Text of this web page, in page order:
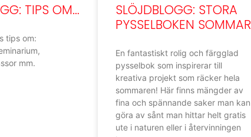
TIPS OM…
tips om:
mm.
SLÖJDBLOGG: STORA
PYSSELBOKEN SOMMAR
En fantastiskt rolig och färgglad
pysselbok som inspirerar till
kreativa projekt som räcker hela
sommaren! Här finns mängder av
fina och spännande saker man kan
göra av sånt man hittar helt gratis
ute i naturen eller i återvinningen